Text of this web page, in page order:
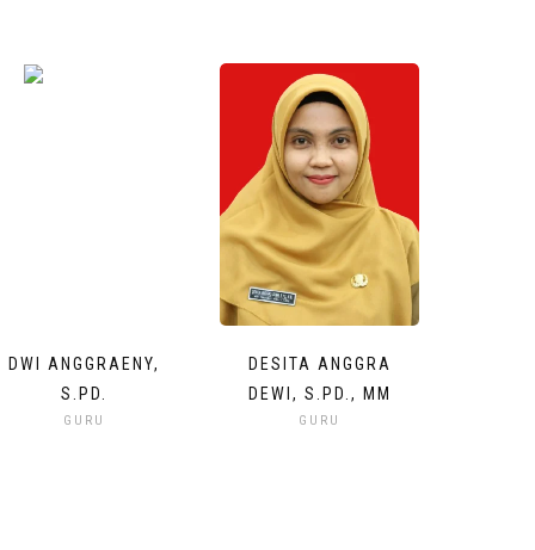
DWI ANGGRAENY,
S.PD.
GURU
DESITA ANGGRA
DEWI, S.PD., MM
GURU